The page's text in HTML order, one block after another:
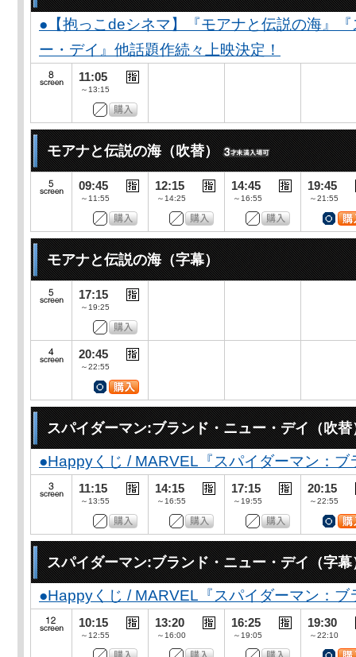
●【抱っこdeシネマ】『モアナと伝説の海』
ー・デイ』他話題作続々上映決定！
11:05
～13:15
モアナと伝説の海（吹替）
09:45
～11:55
12:15
～14:25
14:45
～16:55
19:45
～21:55
モアナと伝説の海（字幕）
17:15
～19:25
20:45
～22:55
スパイダーマン:ブランド・ニュー・デイ（吹替
●Happyくじ / MARVEL『スパイダーマン：
11:15
～13:55
14:15
～16:55
17:15
～19:55
20:15
～22:55
スパイダーマン:ブランド・ニュー・デイ（字幕
●Happyくじ / MARVEL『スパイダーマン：
10:15
～12:55
13:20
～16:00
16:25
～19:05
19:30
～22:10